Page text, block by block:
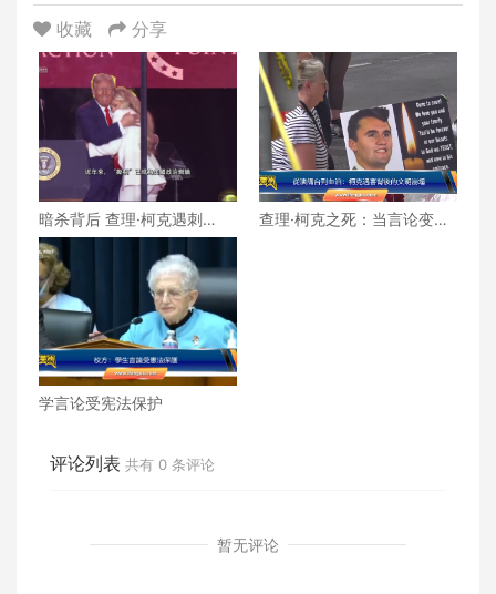
收藏 分享
暗杀背后 查理·柯克遇刺
与“撕裂”的美国
查理·柯克之死：当言论变成
学言论受宪法保护
评论列表 共有 0 条评论
暂无评论